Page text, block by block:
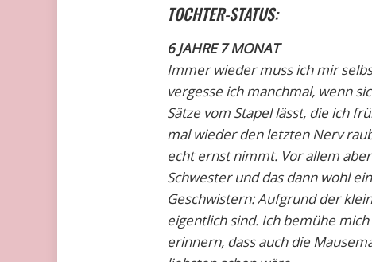
TOCHTER-STATUS:
6 JAHRE 7 MONAT
Immer wieder muss ich mir
vergesse ich manchmal, wenn
Sätze vom Stapel lässt, die ich
mal wieder den letzten Nerv
echt ernst nimmt. Vor allem
Schwester und das dann wohl
Geschwistern: Aufgrund der
eigentlich sind. Ich bemühe
erinnern, dass auch die